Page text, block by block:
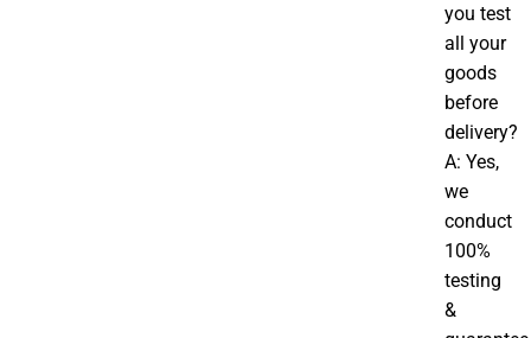
you test
all your
goods
before
delivery?
A: Yes,
we
conduct
100%
testing
&